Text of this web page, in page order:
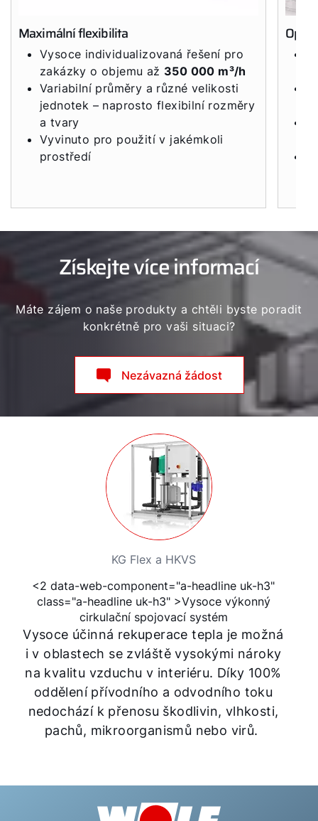
Maximální flexibilita
Vysoce individualizovaná řešení pro
zakázky o objemu až 350 000 m³/h
Variabilní průměry a různé velikosti
jednotek – naprosto flexibilní rozměry
a tvary
Vyvinuto pro použití v jakémkoli
prostředí
Získejte více informací
Máte zájem o naše produkty a chtěli byste poradit
konkrétně pro vaši situaci?
Nezávazná žádost
KG Flex a HKVS
<2 data-web-component="a-headline uk-h3"
class="a-headline uk-h3" >Vysoce výkonný
cirkulační spojovací systém
Vysoce účinná rekuperace tepla je možná
i v oblastech se zvláště vysokými nároky
na kvalitu vzduchu v interiéru. Díky 100%
oddělení přívodního a odvodního toku
nedochází k přenosu škodlivin, vlhkosti,
pachů, mikroorganismů nebo virů.